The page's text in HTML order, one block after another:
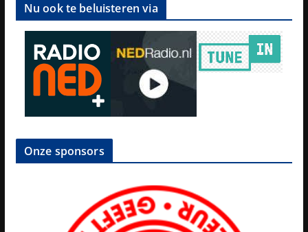
Nu ook te beluisteren via
Onze sponsors